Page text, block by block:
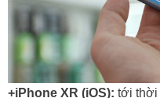
+iPhone XR (iOS): tới thời